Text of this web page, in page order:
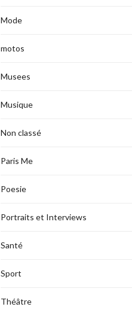
Mode
motos
Musees
Musique
Non classé
Paris Me
Poesie
Portraits et Interviews
Santé
Sport
Théâtre